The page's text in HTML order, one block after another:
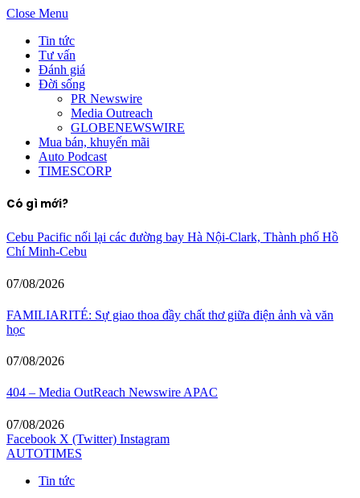
Close Menu
Tin tức
Tư vấn
Đánh giá
Đời sống
PR Newswire
Media Outreach
GLOBENEWSWIRE
Mua bán, khuyến mãi
Auto Podcast
TIMESCORP
Có gì mới?
Cebu Pacific nối lại các đường bay Hà Nội-Clark, Thành phố Hồ
Chí Minh-Cebu
07/08/2026
FAMILIARITÉ: Sự giao thoa đầy chất thơ giữa điện ảnh và văn
học
07/08/2026
404 – Media OutReach Newswire APAC
07/08/2026
Facebook X (Twitter) Instagram
AUTOTIMES
Tin tức